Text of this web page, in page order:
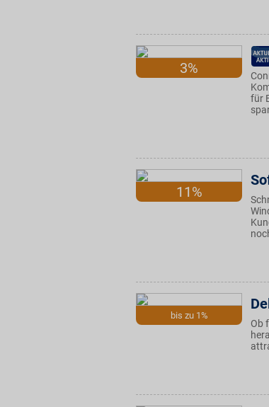
3%
für
11%
bis zu 1%
Ob